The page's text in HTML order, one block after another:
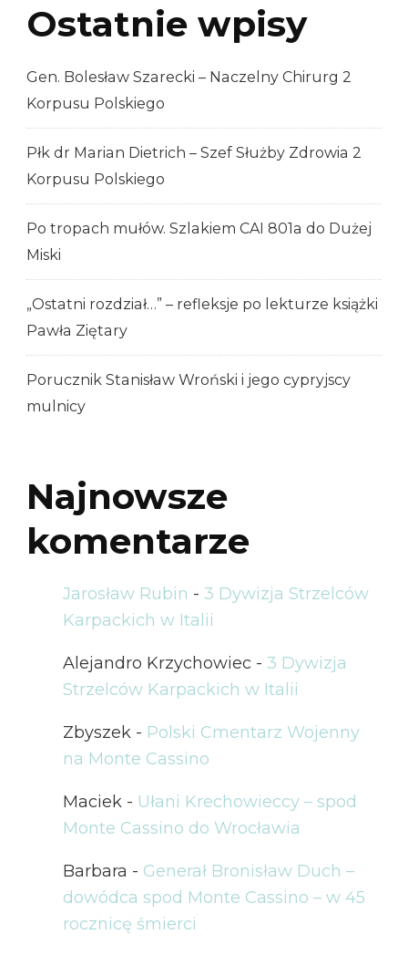
Ostatnie wpisy
Gen. Bolesław Szarecki – Naczelny Chirurg 2
Korpusu Polskiego
Płk dr Marian Dietrich – Szef Służby Zdrowia 2
Korpusu Polskiego
Po tropach mułów. Szlakiem CAI 801a do Dużej
Miski
„Ostatni rozdział…” – refleksje po lekturze książki
Pawła Ziętary
Porucznik Stanisław Wroński i jego cypryjscy
mulnicy
Najnowsze
komentarze
Jarosław Rubin - 3 Dywizja Strzelców
Karpackich w Italii
Alejandro Krzychowiec - 3 Dywizja
Strzelców Karpackich w Italii
Zbyszek - Polski Cmentarz Wojenny
na Monte Cassino
Maciek - Ułani Krechowieccy – spod
Monte Cassino do Wrocławia
Barbara - Generał Bronisław Duch –
dowódca spod Monte Cassino – w 45
rocznicę śmierci